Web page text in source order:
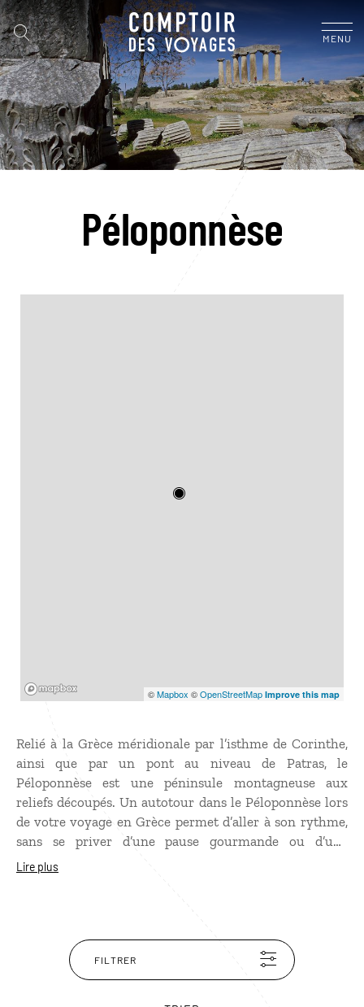
MENU
Péloponnèse
©Mapbox ©OpenStreetMap Improve this map
Relié à la Grèce méridionale par l’isthme de Corinthe,
ainsi que par un pont au niveau de Patras, le
Péloponnèse est une péninsule montagneuse aux
reliefs découpés. Un autotour dans le Péloponnèse lors
de votre voyage en Grèce permet d’aller à son rythme,
sans se priver d’une pause gourmande ou d’une
baignade rafraîchissante, à la découverte de la Grèce
valent le détour sans oublier Olympie et surtout
Mystras, la perle du Péloponnèse, témoignage unique
du rayonnement byzantin dans cette région.
Lire plus
FILTRER